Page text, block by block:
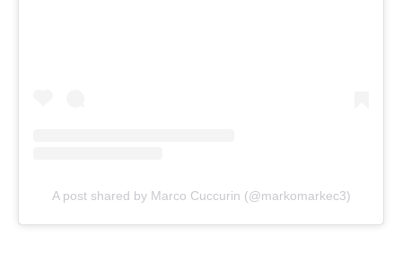
A post shared by Marco Cuccurin (@markomarkec3)